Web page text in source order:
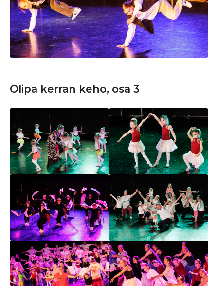
Olipa kerran keho, osa 3